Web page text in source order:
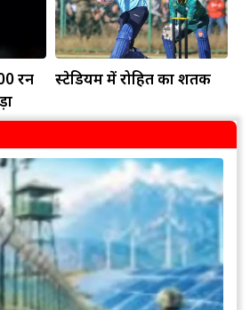
रन
स्टेडियम में रोहित का शतक